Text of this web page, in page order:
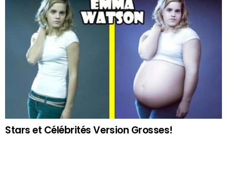
Stars et Célébrités Version Grosses!